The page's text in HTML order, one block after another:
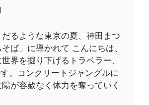
るような東京の夏、神田まつ
ば」に導かれて こんにちは、
界を掘り下げるトラベラー、
。コンクリートジャングルに
が容赦なく体力を奪っていく